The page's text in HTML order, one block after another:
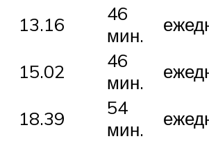
13.16
46
мин.
15.02
46
мин.
18.39
54
мин.